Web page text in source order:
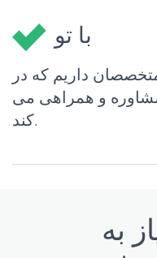
با تو
داریم که در
و همراهی می
کند.
به